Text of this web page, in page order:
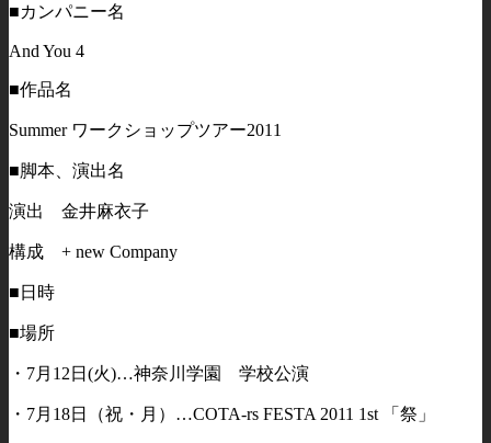
■カンパニー名
And You 4
■作品名
Summer ワークショップツアー2011
■脚本、演出名
演出 金井麻衣子
構成 + new Company
■日時
■場所
・7月12日(火)…神奈川学園 学校公演
・7月18日（祝・月）…COTA-rs FESTA 2011 1st 「祭」